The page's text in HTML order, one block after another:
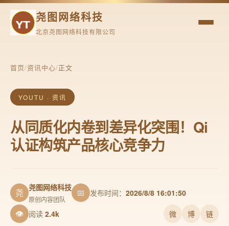
尧图网络科技
北京尧图网络科技有限公司
首页/资讯中心/正文
YOUTU · 资讯
从同质化内卷到差异化突围！Qi
认证构筑产品核心竞争力
尧 尧图网络科技
原创内容团队
📅 发布时间： 2026/8/8 16:01:50
👁 阅读 2.4k 微 博 链